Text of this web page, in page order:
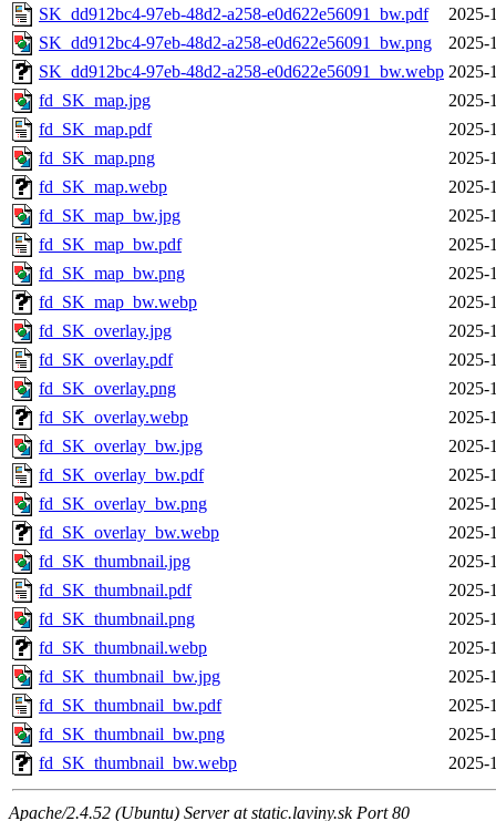
SK_dd912bc4-97eb-48d2-a258-e0d622e56091_bw.pdf
2025-
SK_dd912bc4-97eb-48d2-a258-e0d622e56091_bw.png
2025-
SK_dd912bc4-97eb-48d2-a258-e0d622e56091_bw.webp 2025-
fd_SK_map.jpg
2025-
fd_SK_map.pdf
2025-
fd_SK_map.png
2025-
fd_SK_map.webp
2025-
fd_SK_map_bw.jpg
2025-
fd_SK_map_bw.pdf
2025-
fd_SK_map_bw.png
2025-
fd_SK_map_bw.webp
2025-
fd_SK_overlay.jpg
2025-
fd_SK_overlay.pdf
2025-
fd_SK_overlay.png
2025-
fd_SK_overlay.webp
2025-
fd_SK_overlay_bw.jpg
2025-
fd_SK_overlay_bw.pdf
2025-
fd_SK_overlay_bw.png
2025-
fd_SK_overlay_bw.webp
2025-
fd_SK_thumbnail.jpg
2025-
fd_SK_thumbnail.pdf
2025-
fd_SK_thumbnail.png
2025-
fd_SK_thumbnail.webp
2025-
fd_SK_thumbnail_bw.jpg
2025-
fd_SK_thumbnail_bw.pdf
2025-
fd_SK_thumbnail_bw.png
2025-
fd_SK_thumbnail_bw.webp
2025-
Apache/2.4.52 (Ubuntu) Server at static.laviny.sk Port 80